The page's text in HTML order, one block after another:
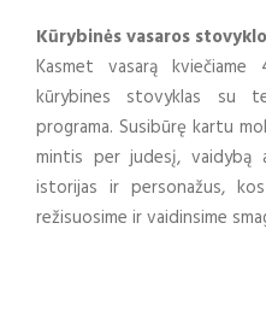
Kūrybinės vasaros
Kasmet vasarą
kūrybines stovyklas su
programa. Susibūrę kartu
mintis per judesį, vaidybą
istorijas ir personažus,
režisuosime ir vaidinsime